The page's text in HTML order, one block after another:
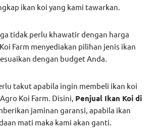
ikan koi yang kami tawarkan.
tidak perlu khawatir dengan harga
Farm menyediakan pilihan jenis ikan
dengan budget Anda.
takut apabila ingin membeli ikan koi
Koi Farm. Disini, Penjual Ikan Koi di
jaminan garansi, apabila ikan
mati maka kami akan ganti.